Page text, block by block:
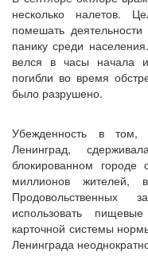
несколько налетов.
помешать
панику среди
велся в часы начала
погибли во время
было разрушено.
Убежденность в том,
Ленинград,
блокированном городе
миллионов
использовать
карточной системы
Ленинграда